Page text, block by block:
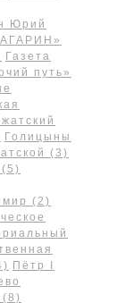
Юрий
Газета
путь»
Голицыны
(3)
(5)
(2)
Пётр I
(8)